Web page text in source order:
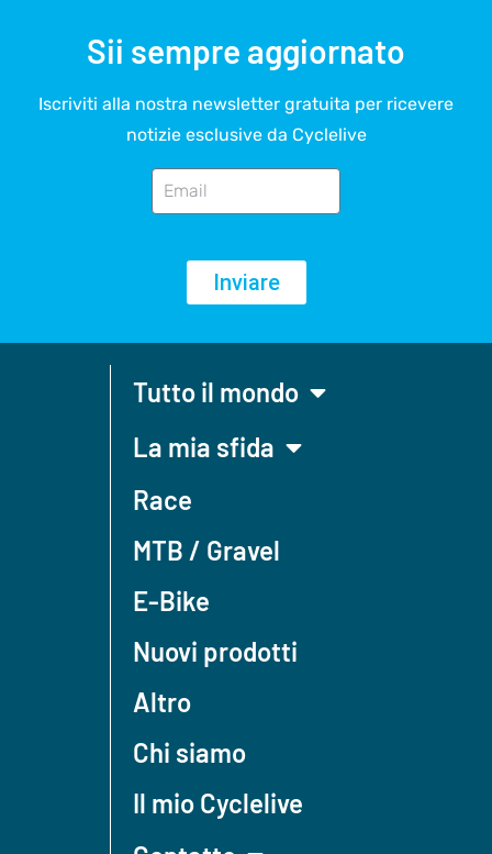
Sii sempre aggiornato
Iscriviti alla nostra newsletter gratuita per ricevere
notizie esclusive da Cyclelive
Inviare
Tutto il mondo
La mia sfida
Race
MTB / Gravel
E-Bike
Nuovi prodotti
Altro
Chi siamo
Il mio Cyclelive